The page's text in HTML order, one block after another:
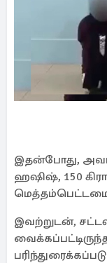
இதன்போது,
ஹஷிஷ், 150
இவற்றுடன்,